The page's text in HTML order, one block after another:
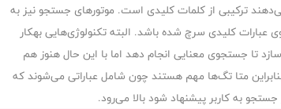
ترکیبی از کلمات کلیدی است. موتورهای جستجو نیز به
عبارات کلیدی سرچ شده باشد. البته تکنولوژی‌هایی بهکار
تا جستجوی معنایی انجام دهد اما با این حال هنوز هم
متا تگ‌ها مهم هستند چون شامل عباراتی می‌شوند که
به کاربر پیشنهاد شود بالا می‌رود.